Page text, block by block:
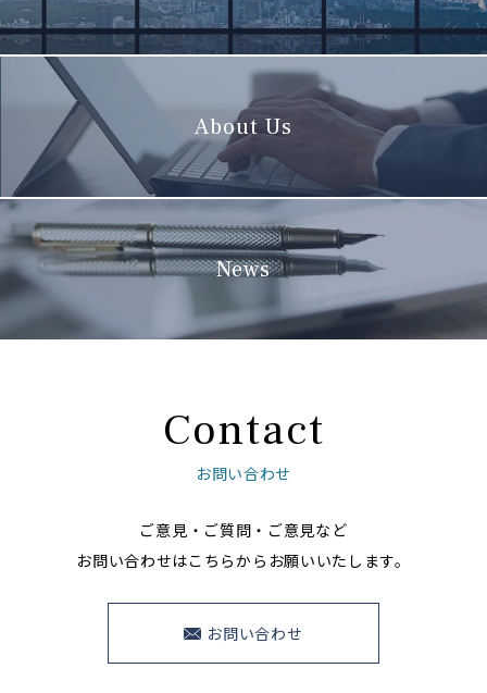
About Us
News
Contact
お問い合わせ
ご意見・ご質問・ご意見など
お問い合わせはこちらからお願いいたします。
お問い合わせ